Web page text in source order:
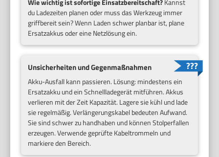
Wie wichtig ist sofortige Einsatzbereitschaft?Kannst
du Ladezeiten planen oder muss das Werkzeug immer
griffbereit sein? Wenn Laden schwer planbar ist, plane
Ersatzakkus oder eine Netzlösung ein.
Unsicherheiten und Gegenmaßnahmen
Akku-Ausfall kann passieren. Lösung: mindestens ein
Ersatzakku und ein Schnellladegerät mitführen. Akkus
verlieren mit der Zeit Kapazität. Lagere sie kühl und lade
sie regelmäßig. Verlängerungskabel bedeuten Aufwand.
Sie sind schwer zu handhaben und können Stolperfallen
erzeugen. Verwende geprüfte Kabeltrommeln und
markiere den Bereich.